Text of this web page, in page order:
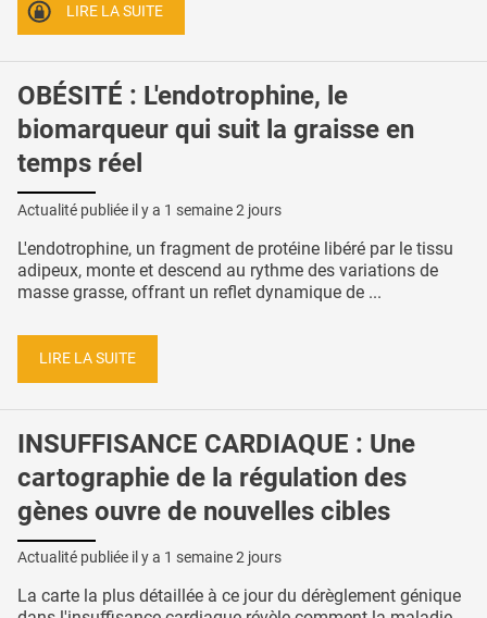
LIRE LA SUITE
OBÉSITÉ : L'endotrophine, le
biomarqueur qui suit la graisse en
temps réel
Actualité publiée il y a 1 semaine 2 jours
L'endotrophine, un fragment de protéine libéré par le tissu
adipeux, monte et descend au rythme des variations de
masse grasse, offrant un reflet dynamique de ...
LIRE LA SUITE
INSUFFISANCE CARDIAQUE : Une
cartographie de la régulation des
gènes ouvre de nouvelles cibles
Actualité publiée il y a 1 semaine 2 jours
La carte la plus détaillée à ce jour du dérèglement génique